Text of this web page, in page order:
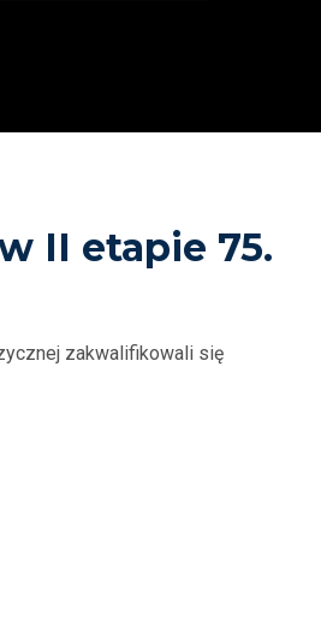
II etapie 75.
zakwalifikowali się